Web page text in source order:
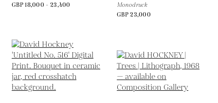
GBP 18,000 - 23,400
Monodruck
GBP 23,000